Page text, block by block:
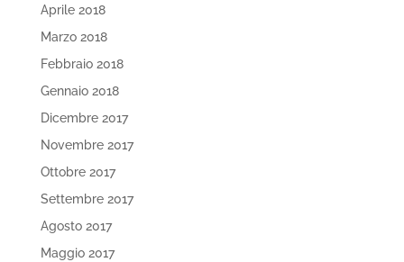
Aprile 2018
Marzo 2018
Febbraio 2018
Gennaio 2018
Dicembre 2017
Novembre 2017
Ottobre 2017
Settembre 2017
Agosto 2017
Maggio 2017